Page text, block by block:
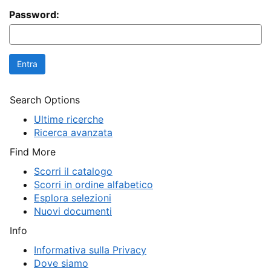
Password:
Search Options
Ultime ricerche
Ricerca avanzata
Find More
Scorri il catalogo
Scorri in ordine alfabetico
Esplora selezioni
Nuovi documenti
Info
Informativa sulla Privacy
Dove siamo